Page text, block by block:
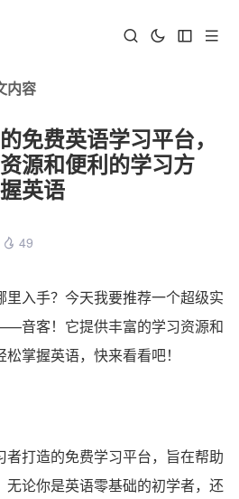
内容
免费英语学习平台，
源和便利的学习方
英语
49
入手？今天我要推荐一个超级实
音客！它提供丰富的学习资源和
掌握英语，快来看看吧！
打造的免费学习平台，旨在帮助
无论你是英语零基础的初学者，还